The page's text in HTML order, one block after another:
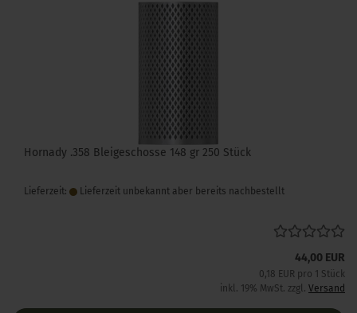
Hornady .358 Bleigeschosse 148 gr 250 Stück
Lieferzeit: Lieferzeit unbekannt aber bereits nachbestellt
44,00 EUR
0,18 EUR pro 1 Stück
inkl. 19% MwSt. zzgl. Versand